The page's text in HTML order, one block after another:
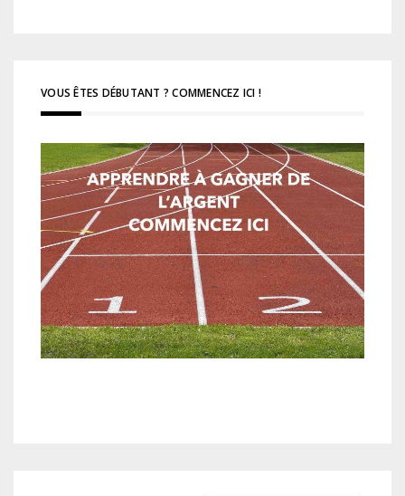
VOUS ÊTES DÉBUTANT ? COMMENCEZ ICI !